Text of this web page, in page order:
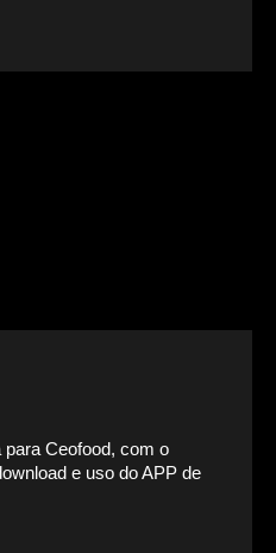
Ceofood, com o
e uso do APP de